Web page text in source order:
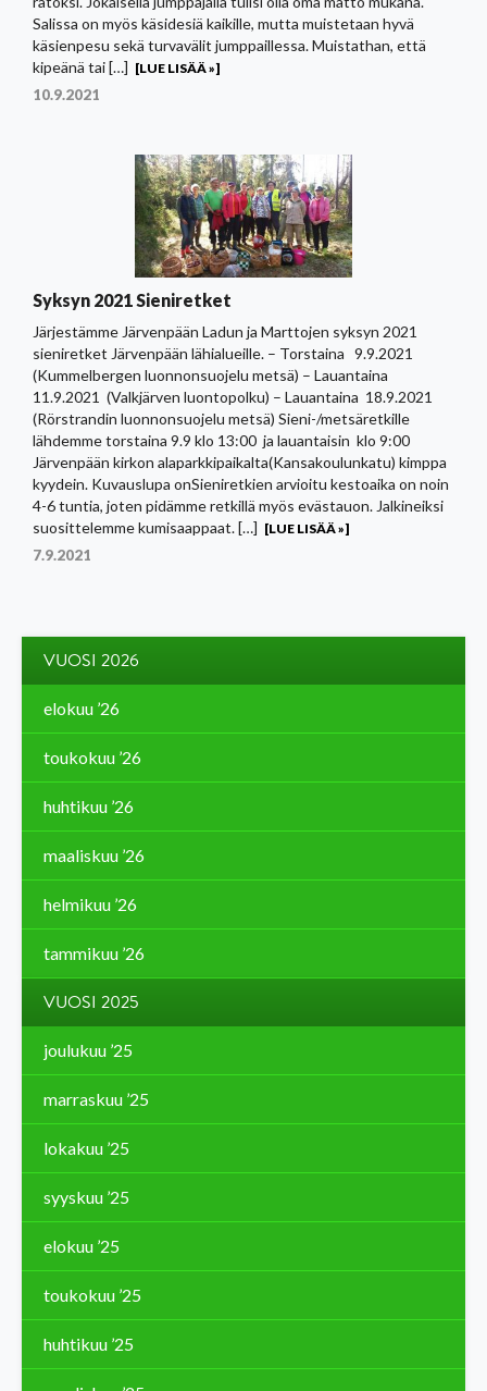
Salissa on myös käsidesiä kaikille, mutta muistetaan hyvä
käsienpesu sekä turvavälit jumppaillessa. Muistathan, että
kipeänä tai […] [LUE LISÄÄ »]
10.9.2021
Syksyn 2021 Sieniretket
Järjestämme Järvenpään Ladun ja Marttojen syksyn 2021
sieniretket Järvenpään lähialueille. – Torstaina 9.9.2021
(Kummelbergen luonnonsuojelu metsä) – Lauantaina
11.9.2021 (Valkjärven luontopolku) – Lauantaina 18.9.2021
(Rörstrandin luonnonsuojelu metsä) Sieni-/metsäretkille
lähdemme torstaina 9.9 klo 13:00 ja lauantaisin klo 9:00
Järvenpään kirkon alaparkkipaikalta(Kansakoulunkatu) kimppa
kyydein. Kuvauslupa onSieniretkien arvioitu kestoaika on noin
4-6 tuntia, joten pidämme retkillä myös evästauon. Jalkineiksi
suosittelemme kumisaappaat. […] [LUE LISÄÄ »]
7.9.2021
VUOSI 2026
elokuu ’26
toukokuu ’26
huhtikuu ’26
maaliskuu ’26
helmikuu ’26
tammikuu ’26
VUOSI 2025
joulukuu ’25
marraskuu ’25
lokakuu ’25
syyskuu ’25
elokuu ’25
toukokuu ’25
huhtikuu ’25